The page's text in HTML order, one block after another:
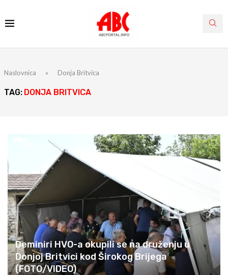
Naslovnica » Donja Britvica
TAG: DONJA BRITVICA
Deminiri HVO-a okupili se na druženju u
Donjoj Britvici kod Širokog Brijega
(FOTO/VIDEO)